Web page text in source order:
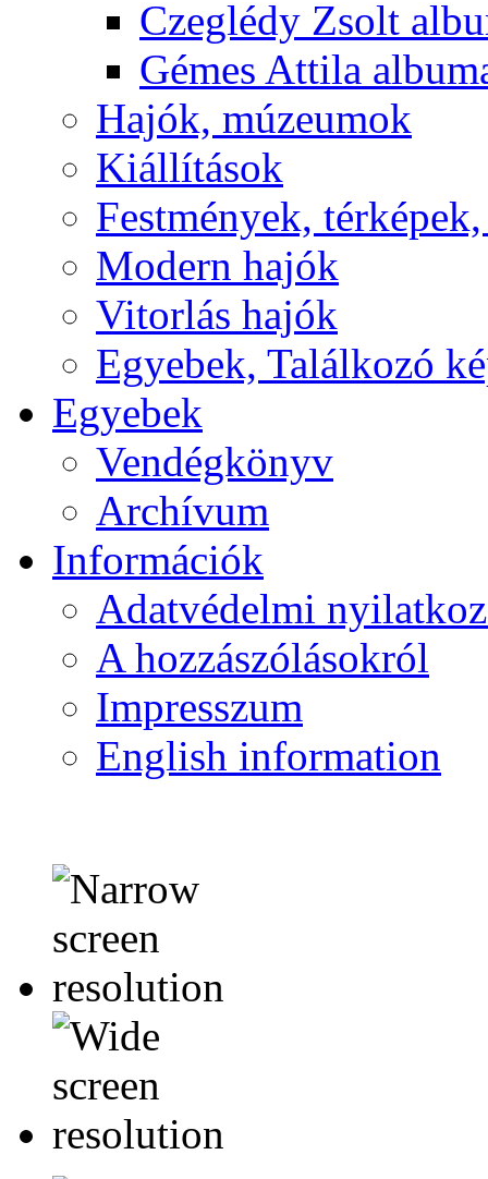
Czeglédy Zsolt
Gémes Attila
Hajók, múzeumok
Kiállítások
Festmények,
Modern hajók
Vitorlás hajók
Egyebek, Találkozó
Egyebek
Vendégkönyv
Archívum
Információk
Adatvédelmi
A hozzászólásokról
Impresszum
English information